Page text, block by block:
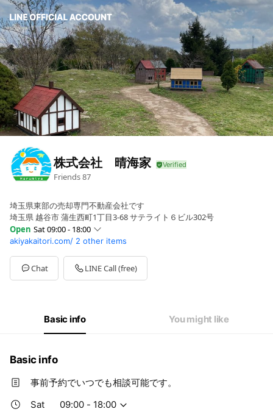
株式会社 晴海家
Friends87
埼玉県東部の売却専門不動産会社です
埼玉県 越谷市 蒲生西町1丁目3-68 サテライト６ビル302号
Open Sat 09:00 - 18:00
Sun09:00 - 18:00
Mon09:00 - 18:00
TueClosed
WedClosed
09:00 - 18:00
akiyakaitori.com/ 2 other items
Chat LINE Call (free)
Basic info You might like
Basic info
事前予約でいつでも相談可能です。
Sat
09:00 - 18:00